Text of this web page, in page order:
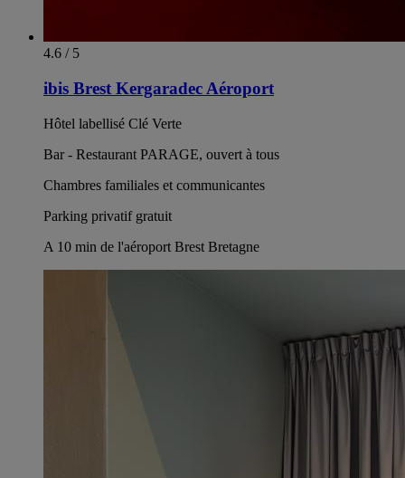
4.6 / 5
ibis Brest Kergaradec Aéroport
Hôtel labellisé Clé Verte
Bar - Restaurant PARAGE, ouvert à tous
Chambres familiales et communicantes
Parking privatif gratuit
A 10 min de l'aéroport Brest Bretagne